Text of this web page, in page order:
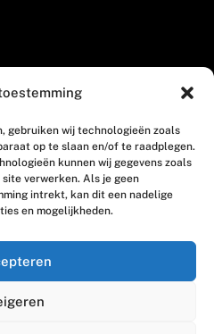
gebruiken wij technologieën zoals
op te slaan en/of te raadplegen.
kunnen wij gegevens zoals
verwerken. Als je geen
intrekt, kan dit een nadelige
en mogelijkheden.